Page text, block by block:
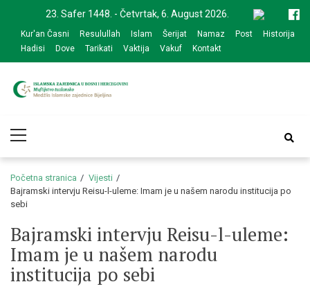
navigation
content
23. Safer 1448. - Četvrtak, 6. August 2026.
Kur'an Časni Resulullah Islam Šerijat Namaz Post
Historija
Hadisi
Dove Tarikati Vaktija Vakuf Kontakt
zajednice Bijeljina
Menu
Početna stranica
Vijesti
Bajramski intervju Reisu-l-uleme: Imam je u našem narodu institucija po
sebi
Bajramski intervju Reisu-l-uleme:
Imam je u našem narodu
institucija po sebi